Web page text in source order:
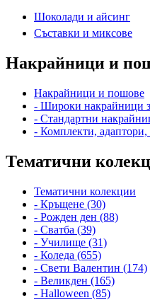
Шоколади и айсинг
Съставки и миксове
Накрайници и
Накрайници и пошове
- Широки накрайници
- Стандартни
- Комплекти,
Тематични
Тематични колекции
- Кръщене (30)
- Рожден ден (88)
- Сватба (39)
- Училище (31)
- Коледа (655)
- Свети Валентин (174)
- Великден (165)
- Halloween (85)